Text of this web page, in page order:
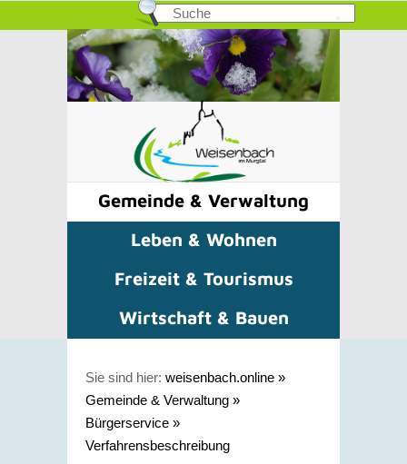
Gemeinde & Verwaltung
Leben & Wohnen
Freizeit & Tourismus
Wirtschaft & Bauen
Sie sind hier: weisenbach.online »
Gemeinde & Verwaltung »
Bürgerservice »
Verfahrensbeschreibung